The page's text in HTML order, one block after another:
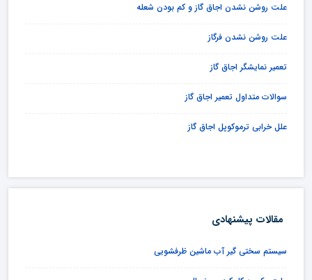
علت روشن نشدن اجاق گاز و کم بودن شعله
علت روشن نشدن فرگاز
تعمیر نمایشگر اجاق گاز
سوالات متداول تعمیر اجاق گاز
علل خرابی ترموکوپل اجاق گاز
مقالات پیشنهادی
سیستم سختی گیر آب ماشین ظرفشویی